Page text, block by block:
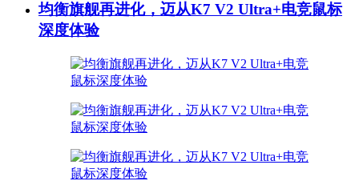
均衡旗舰再进化，迈从K7 V2 Ultra+电竞鼠标
深度体验